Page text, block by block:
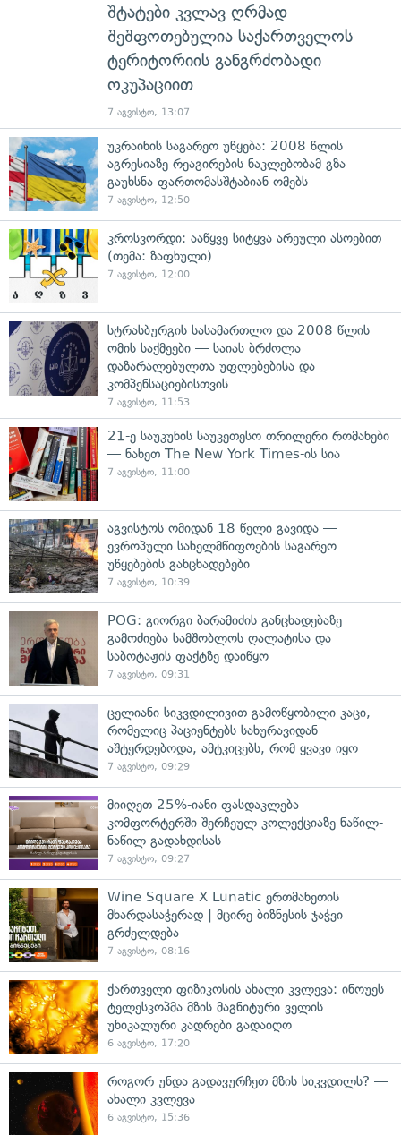
შტატები კვლავ ღრმად
შეშფოთებულია საქართველოს
ტერიტორიის განგრძობადი
ოკუპაციით
7 აგვისტო, 13:07
უკრაინის საგარეო უწყება: 2008 წლის
აგრესიაზე რეაგირების ნაკლებობამ გზა
გაუხსნა ფართომასშტაბიან ომებს
7 აგვისტო, 12:50
კროსვორდი: ააწყვე სიტყვა არეული ასოებით
(თემა: ზაფხული)
7 აგვისტო, 12:00
სტრასბურგის სასამართლო და 2008 წლის
ომის საქმეები — საიას ბრძოლა
დაზარალებულთა უფლებებისა და
კომპენსაციებისთვის
7 აგვისტო, 11:53
21-ე საუკუნის საუკეთესო თრილერი რომანები
— ნახეთ The New York Times-ის სია
7 აგვისტო, 11:00
აგვისტოს ომიდან 18 წელი გავიდა —
ევროპული სახელმწიფოების საგარეო
უწყებების განცხადებები
7 აგვისტო, 10:39
POG: გიორგი ბარამიძის განცხადებაზე
გამოძიება სამშობლოს ღალატისა და
საბოტაჟის ფაქტზე დაიწყო
7 აგვისტო, 09:31
ცელიანი სიკვდილივით გამოწყობილი კაცი,
რომელიც პაციენტებს სახურავიდან
აშტერდებოდა, ამტკიცებს, რომ ყვავი იყო
7 აგვისტო, 09:29
მიიღეთ 25%-იანი ფასდაკლება
კომფორტერში შერჩეულ კოლექციაზე ნაწილ-
ნაწილ გადახდისას
7 აგვისტო, 09:27
Wine Square X Lunatic ერთმანეთის
მხარდასაჭერად | მცირე ბიზნესის ჯაჭვი
გრძელდება
7 აგვისტო, 08:16
ქართველი ფიზიკოსის ახალი კვლევა: ინოუეს
ტელესკოპმა მზის მაგნიტური ველის
უნიკალური კადრები გადაიღო
6 აგვისტო, 17:20
როგორ უნდა გადავურჩეთ მზის სიკვდილს? —
ახალი კვლევა
6 აგვისტო, 15:36